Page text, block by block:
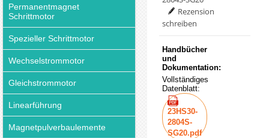
Permanentmagnet
Schrittmotor
Spezieller Schrittmotor
Wechselstrommotor
Gleichstrommotor
Linearführung
Magnetpulverbaulemente
Rezension
schreiben
Handbücher
und
Dokumentation:
Vollständiges
Datenblatt:
23HS30-
2804S-
SG20.pdf